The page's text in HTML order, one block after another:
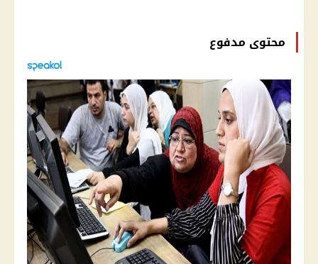
محتوى مدفوع